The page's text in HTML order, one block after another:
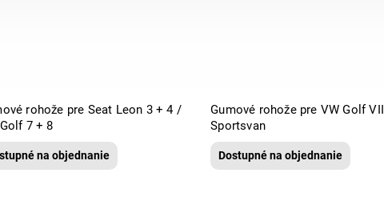
rohože pre Seat Leon 3 + 4 /
7 + 8
na objednanie
Gumové rohože pre VW Golf VII
Sportsvan
Dostupné na objednanie